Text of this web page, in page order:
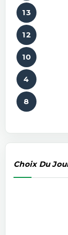
13
12
10
4
8
Choix Du